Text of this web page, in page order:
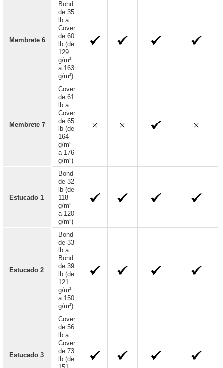
Membrete 6
Bond
de 35
lb a
Cover
de 60
lb (de
129
g/m²
a 163
g/m²)
Membrete 7
Cover
de 61
lb a
Cover
de 65
lb (de
164
g/m²
a 176
g/m²)
Estucado 1
Bond
de 32
lb (de
118
g/m²
a 120
g/m²)
Estucado 2
Bond
de 33
lb a
Bond
de 39
lb (de
121
g/m²
a 150
g/m²)
Estucado 3
Cover
de 56
lb a
Cover
de 73
lb (de